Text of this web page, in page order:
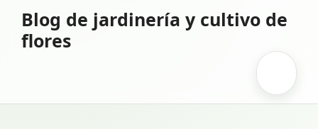
contenido
Blog de jardinería y cultivo de
flores